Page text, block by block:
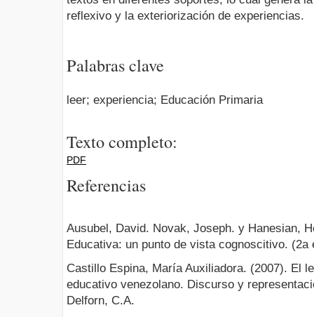
reflexivo y la exteriorización de experiencias.
Palabras clave
leer; experiencia; Educación Primaria
Texto completo:
PDF
Referencias
Ausubel, David. Novak, Joseph. y Hanesian,
Educativa: un punto de vista cognoscitivo. (2a
Castillo Espina, María Auxiliadora. (2007). El
educativo venezolano. Discurso y
Delforn, C.A.